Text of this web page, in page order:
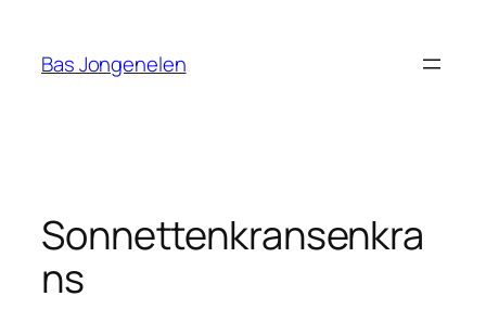
Bas Jongenelen
Sonnettenkransenkra
ns